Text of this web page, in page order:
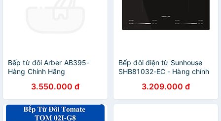
Bếp từ đôi Arber AB395-
Hàng Chính Hãng
3.550.000 đ
Bếp đôi điện từ Sunhouse
SHB81032-EC - Hàng chính
3.209.000 đ